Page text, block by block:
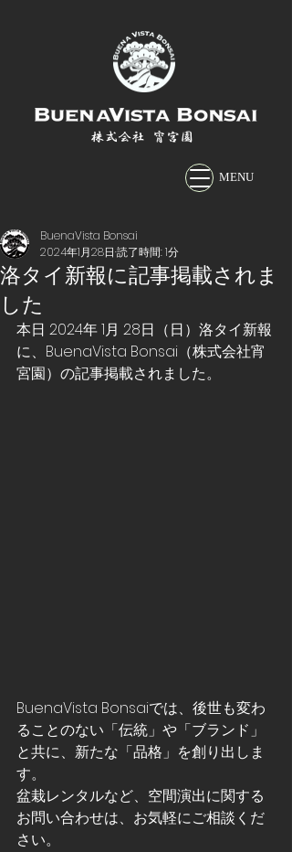
株式会社 宵宮園
MENU
洛タイ新報に記事掲載されま
した
BuenaVista Bonsai
2024年1月28日 読了時間: 1分
本日 2024年 1月 28日（日）洛タイ新報
に、BuenaVista Bonsai（株式会社宵
宮園）の記事掲載されました。
BuenaVista Bonsaiでは、後世も変わ
ることのない「伝統」や「ブランド」
と共に、新たな「品格」を創り出しま
す。
盆栽レンタルなど、空間演出に関する
お問い合わせは、お気軽にご相談くだ
さい。